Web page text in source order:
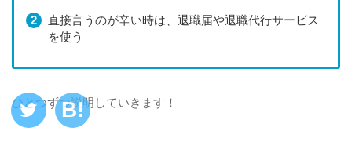
直接言うのが辛い時は、退職届や退職代行サービス
を使う
ひとつずつ説明していきます！